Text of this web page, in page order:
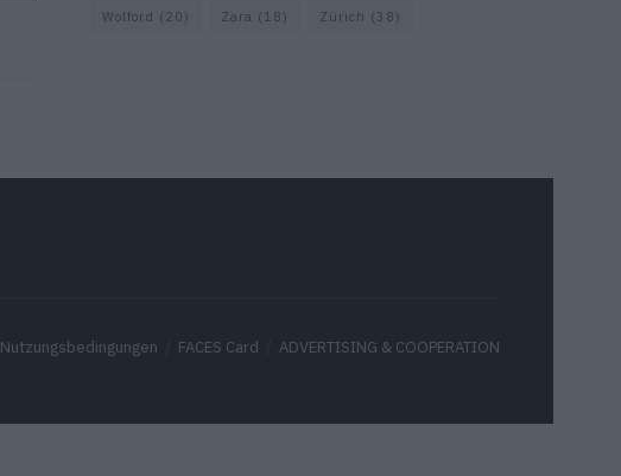
Wolford (20) Zara (18) Zürich (38)
Nutzungsbedingungen FACES Card ADVERTISING & COOPERATION